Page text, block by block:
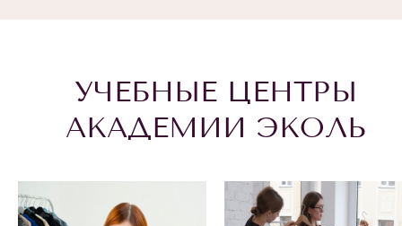
УЧЕБНЫЕ ЦЕНТРЫ
АКАДЕМИИ ЭКОЛЬ